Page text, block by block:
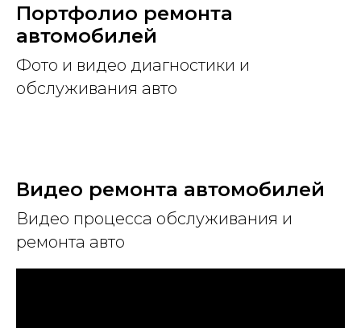
Портфолио ремонта
автомобилей
Фото и видео диагностики и
обслуживания авто
Видео ремонта автомобилей
Видео процесса обслуживания и
ремонта авто